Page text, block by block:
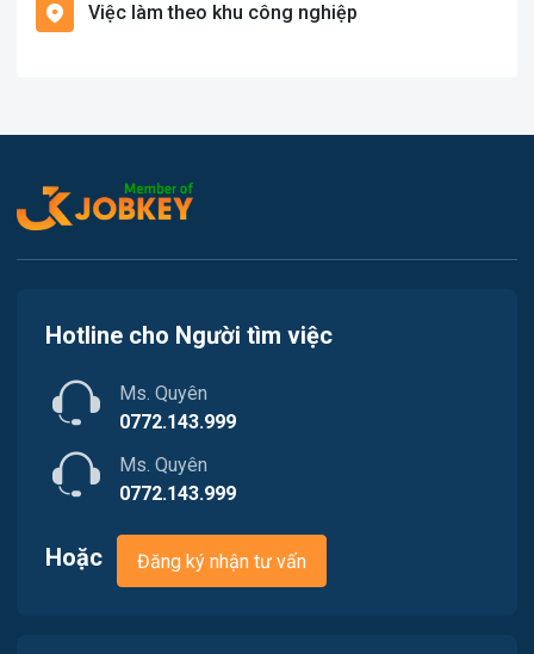
Văn Phòng
Lao Động Phổ Thông
Nhà hàng / Khách sạn
Nhân sự
Nông - Lâm - Thủy Sản
Việc làm Cát Hải
Việc làm Tiên Lãng
Việc làm Hòa Bình
Việc làm Nam Triệu
Việc làm Bạch Đằng
Việc làm Lê Ích Mộc
Việc làm theo khu công nghiệp
Hotline cho Người tìm việc
Ms. Quyên
0772.143.999
Ms. Quyên
0772.143.999
Hoặc Đăng ký nhận tư vấn